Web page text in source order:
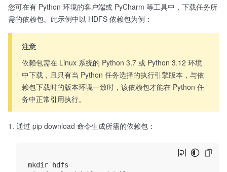
您可在有 Python 环境的客户端或 PyCharm 等工具中，下载任务所
需的依赖包。此示例中以 HDFS 依赖包为例：
注意
依赖包需在 Linux 系统的 Python 3.7 或 Python 3.12 环境
中下载，且只有当 Python 任务选择的执行引擎版本，与依
赖包下载时的版本环境一致时，该依赖包才能在 Python 任
务中正常引用执行。
通过 pip download 命令生成所需的依赖包：
mkdir hdfs